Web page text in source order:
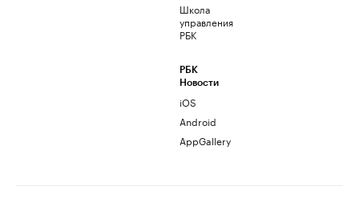
Школа
управления
РБК
РБК
Новости
iOS
Android
AppGallery